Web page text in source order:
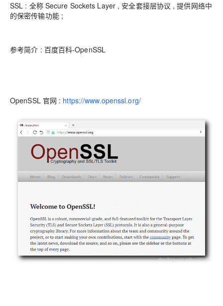
SSL : 全称 Secure Sockets Layer , 安全套接层协议 , 提供网络中
的保密传输功能 ;
参考简介 : 百度百科-OpenSSL
OpenSSL 官网 : https://www.openssl.org/